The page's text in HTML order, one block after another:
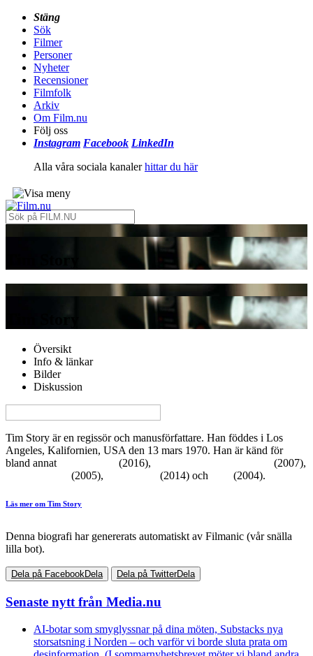
Stäng
Sök
Filmer
Personer
Nyheter
Recensioner
Filmfolk
Arkiv
Om Film.nu
Följ oss
Instagram Facebook LinkedIn
Alla våra sociala kanalerhittar du här
Tim Story
Tim Story
Översikt
Info & länkar
Bilder
Diskussion
Tim Story är en regissör och manusförfattare. Han föddes i Los
Angeles, Kalifornien, USA den 13 mars 1970. Han är känd för
bland annat
(2016),
(2007),
(2005), (2014) och (2004).
Läs mer om Tim Story
Denna biografi har genererats automatiskt av Filmanic (vår snälla
lilla bot).
Dela på FacebookDela Dela på TwitterDela
Senaste nytt från Media.nu
AI-botar som smyglyssnar på dina möten, Substacks nya
storsatsning i Norden – och varför vi borde sluta prata om